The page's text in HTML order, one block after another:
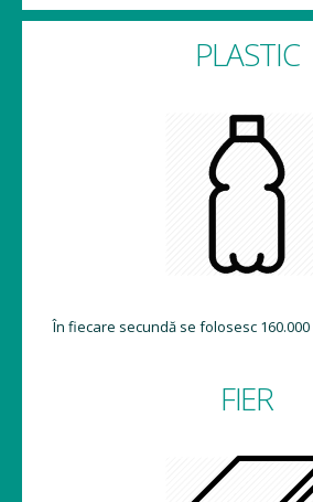
PLASTIC
În fiecare secundă se folosesc
FIER